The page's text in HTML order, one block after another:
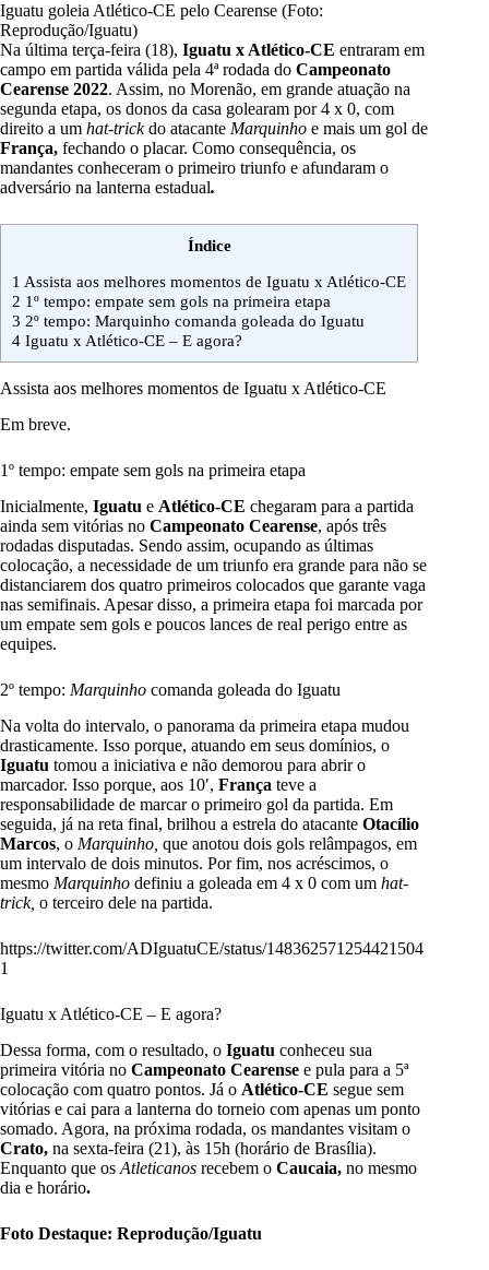
Iguatu goleia Atlético-CE pelo Cearense (Foto:
Reprodução/Iguatu)
Na última terça-feira (18), Iguatu x Atlético-CE entraram em
campo em partida válida pela 4ª rodada do Campeonato
Cearense 2022. Assim, no Morenão, em grande atuação na
segunda etapa, os donos da casa golearam por 4 x 0, com
direito a um hat-trickdo atacante Marquinho e mais um gol de
França, fechando o placar. Como consequência, os
mandantes conheceram o primeiro triunfo e afundaram o
adversário na lanterna estadual.
Índice
1 Assista aos melhores momentos de Iguatu x Atlético-CE
2 1º tempo: empate sem gols na primeira etapa
3 2º tempo: Marquinho comanda goleada do Iguatu
4 Iguatu x Atlético-CE – E agora?
Assista aos melhores momentos de Iguatu x Atlético-CE
Em breve.
1º tempo: empate sem gols na primeira etapa
Inicialmente, Iguatu e Atlético-CE chegaram para a partida
ainda sem vitórias no Campeonato Cearense, após três
rodadas disputadas. Sendo assim, ocupando as últimas
colocação, a necessidade de um triunfo era grande para não se
distanciarem dos quatro primeiros colocados que garante vaga
nas semifinais. Apesar disso, a primeira etapa foi marcada por
um empate sem gols e poucos lances de real perigo entre as
equipes.
2º tempo: Marquinho comanda goleada do Iguatu
Na volta do intervalo, o panorama da primeira etapa mudou
drasticamente. Isso porque, atuando em seus domínios, o
Iguatu tomou a iniciativa e não demorou para abrir o
marcador. Isso porque, aos 10′, França teve a
responsabilidade de marcar o primeiro gol da partida. Em
seguida, já na reta final, brilhou a estrela do atacante Otacílio
Marcos, o Marquinho, que anotou dois gols relâmpagos, em
um intervalo de dois minutos. Por fim, nos acréscimos, o
mesmo Marquinho definiu a goleada em 4 x 0 com um hat-
trick, o terceiro dele na partida.
https://twitter.com/ADIguatuCE/status/148362571254421504
1
Iguatu x Atlético-CE – E agora?
Dessa forma, com o resultado, o Iguatu conheceu sua
primeira vitória no Campeonato Cearense e pula para a 5ª
colocação com quatro pontos. Já o Atlético-CE segue sem
vitórias e cai para a lanterna do torneio com apenas um ponto
somado. Agora, na próxima rodada, os mandantes visitam o
Crato, na sexta-feira (21), às 15h (horário de Brasília).
Enquanto que os Atleticanos recebem o Caucaia, no mesmo
dia e horário.
Foto Destaque: Reprodução/Iguatu